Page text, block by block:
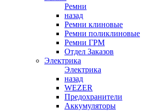
Ремни
назад
Ремни клиновые
Ремни поликлиновые
Ремни ГРМ
Отдел Заказов
Электрика
Электрика
назад
WEZER
Предохранители
Аккумуляторы